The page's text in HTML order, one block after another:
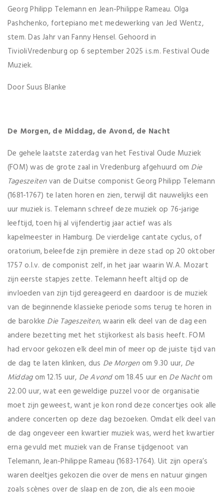
Georg Philipp Telemann en Jean-Philippe Rameau. Olga
Pashchenko, fortepiano met medewerking van Jed Wentz,
stem. Das Jahr van Fanny Hensel. Gehoord in
TivioliVredenburg op 6 september 2025 i.s.m. Festival Oude
Muziek.
Door Suus Blanke
De Morgen, de Middag, de Avond, de Nacht
De gehele laatste zaterdag van het Festival Oude Muziek
(FOM) was de grote zaal in Vredenburg afgehuurd om Die
Tageszeitenvan de Duitse componist Georg Philipp Telemann
(1681-1767) te laten horen en zien, terwijl dit nauwelijks een
uur muziek is. Telemann schreef deze muziek op 76-jarige
leeftijd, toen hij al vijfendertig jaar actief was als
kapelmeester in Hamburg. De vierdelige cantate cyclus, of
oratorium, beleefde zijn première in deze stad op 20 oktober
1757 o.l.v. de componist zelf, in het jaar waarin W.A. Mozart
zijn eerste stapjes zette. Telemann heeft altijd op de
invloeden van zijn tijd gereageerd en daardoor is de muziek
van de beginnende klassieke periode soms terug te horen in
de barokke Die Tageszeiten,waarin elk deel van de dag een
andere bezetting met het stijkorkest als basis heeft. FOM
had ervoor gekozen elk deel min of meer op de juiste tijd van
de dag te laten klinken, dus De Morgenom 9.30 uur, De
Middagom 12.15 uur, De Avondom 18.45 uur en De Nachtom
22.00 uur, wat een geweldige puzzel voor de organisatie
moet zijn geweest, want je kon rond deze concertjes ook alle
andere concerten op deze dag bezoeken. Omdat elk deel van
de dag ongeveer een kwartier muziek was, werd het kwartier
erna gevuld met muziek van de Franse tijdgenoot van
Telemann, Jean-Philippe Rameau (1683-1764). Uit zijn opera’s
waren deeltjes gekozen die over de mens en natuur gingen
zoals scènes over de slaap en de zon, die als een mooie